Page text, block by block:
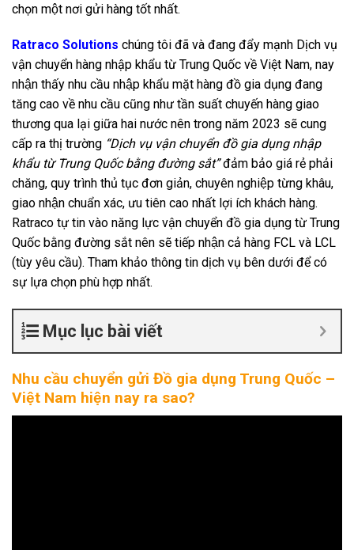
chọn một nơi gửi hàng tốt nhất.
Ratraco Solutions chúng tôi đã và đang đẩy mạnh Dịch vụ
vận chuyển hàng nhập khẩu từ Trung Quốc về Việt Nam, nay
nhận thấy nhu cầu nhập khẩu mặt hàng đồ gia dụng đang
tăng cao về nhu cầu cũng như tần suất chuyến hàng giao
thương qua lại giữa hai nước nên trong năm 2023 sẽ cung
cấp ra thị trường “Dịch vụ vận chuyển đồ gia dụng nhập
khẩu từ Trung Quốc bằng đường sắt”đảm bảo giá rẻ phải
chăng, quy trình thủ tục đơn giản, chuyên nghiệp từng khâu,
giao nhận chuẩn xác, ưu tiên cao nhất lợi ích khách hàng.
Ratraco tự tin vào năng lực vận chuyển đồ gia dụng từ Trung
Quốc bằng đường sắt nên sẽ tiếp nhận cả hàng FCL và LCL
(tùy yêu cầu). Tham khảo thông tin dịch vụ bên dưới để có
sự lựa chọn phù hợp nhất.
Mục lục bài viết
Nhu cầu chuyển gửi Đồ gia dụng Trung Quốc –
Việt Nam hiện nay ra sao?